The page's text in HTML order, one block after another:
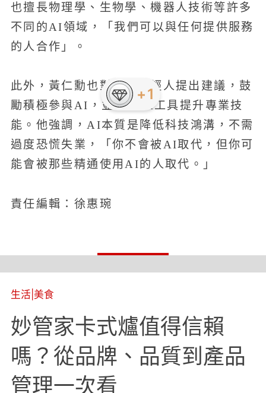
也擅長物理學、生物學、機器人技術等許多
不同的AI領域，「我們可以與任何提供服務
的人合作」。
此外，黃仁勳也對台灣年輕人提出建議，鼓
勵積極參與AI，並善用AI工具提升專業技
能。他強調，AI本質是降低科技鴻溝，不需
過度恐慌失業，「你不會被AI取代，但你可
能會被那些精通使用AI的人取代。」
責任編輯：徐惠琬
生活 美食
妙管家卡式爐值得信賴
嗎？從品牌、品質到產品
管理一次看
+1